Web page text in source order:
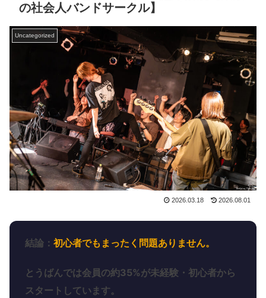
の社会人バンドサークル】
Uncategorized
2026.03.18 2026.08.01
結論： 初心者でもまったく問題ありません。
とうばんでは会員の約35%が未経験・初心者から
スタートしています。